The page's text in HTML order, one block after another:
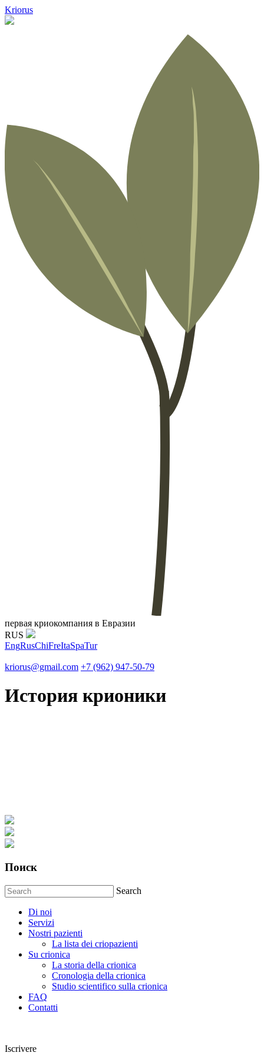
Kriorus
первая криокомпания в Евразии
RUS
EngRusChiFreItaSpaTur
kriorus@gmail.com +7 (962) 947-50-79
История крионики
Поиск
Search
Di noi
Servizi
Nostri pazienti
La lista dei criopazienti
Su crionica
La storia della crionica
Сronologia della crionica
Studio scientifico sulla crionica
FAQ
Contatti
Iscrivere